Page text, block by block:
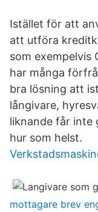
Istället för att
att utföra
som exempelvis
har många
bra lösning att
långivare,
liknande får inte
hur som helst.
mottagare brev